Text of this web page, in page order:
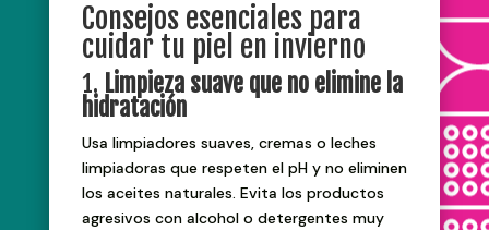
Consejos esenciales para
cuidar tu piel en invierno
1. Limpieza suave que no elimine la
hidratación
Usa limpiadores suaves, cremas o leches
limpiadoras que respeten el pH y no eliminen
los aceites naturales. Evita los productos
agresivos con alcohol o detergentes muy